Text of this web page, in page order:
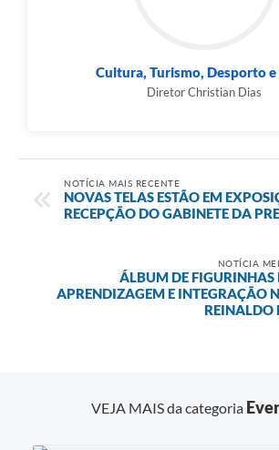
Cultura, Turismo, Desporto e
Diretor Christian Dias
NOTÍCIA MAIS RECENTE
NOVAS TELAS ESTÃO EM
RECEPÇÃO DO GABINETE DA
NOTÍCIA
ÁLBUM DE FIGURINHAS
APRENDIZAGEM E INTEGRAÇÃO
REINALDO
VEJA MAIS da categoria